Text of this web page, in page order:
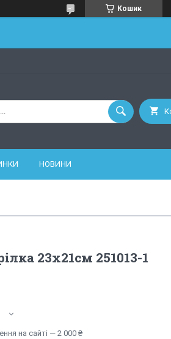
Кошик
НОВИНИ
23х21см 251013-1
на сайті — 2 000 ₴